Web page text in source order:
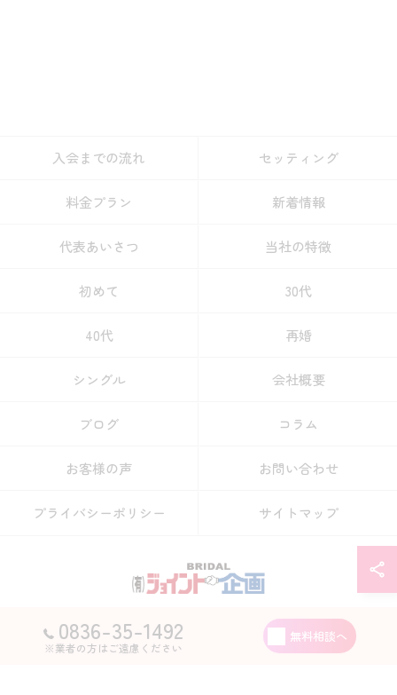
0836-35-1492
※業者の方はご遠慮ください
無料相談へ
入会までの流れ セッティング
料金プラン 新着情報
代表あいさつ 当社の特徴
初めて 30代
40代 再婚
シングル 会社概要
ブログ コラム
お客様の声 お問い合わせ
プライバシーポリシー サイトマップ
© 2026 山口県宇部市の結婚相談所なら有限会社ジョイント企画 ALL RIGHTS
RESERVED.